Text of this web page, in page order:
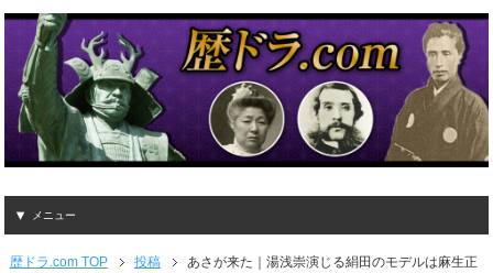
メニュー
歴ドラ.com TOP 投稿
あさが来た｜湯浅崇演じる絹田のモデルは麻生正